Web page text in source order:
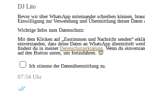
DJ Lito
Bevor wir über WhatsApp miteinander schreiben können,
Einwilligung zur Verwendung und Übermittlung deiner Daten
Wichtige Infos zum Datenschutz:
Mit dem Klicken auf „Zustimmen und Nachricht senden“
einverstanden, dass deine Daten an WhatsApp übermittelt
findest du in meinerDatenschutzerklärung. Wenn du
auf den Button unten, um fortzufahren. 😊
Ich stimme der Datenübermittlung zu.
07:54 Uhr